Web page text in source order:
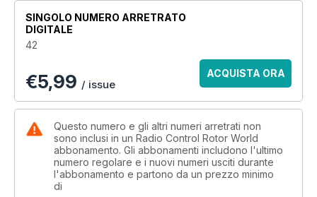
60 Buyer’s Guide
Information and contacts that will help you
Features
14 DJI Avata
The Avata is the latest dedicated FPV
model from DJI that comes with the
intuitive Motion Controller for one-handed
operation. Once again the design is a
SINGOLO NUMERO ARRETRATO
DIGITALE
42
€5,99 / issue
ACQUISTA ORA
Questo numero e gli altri numeri arretrati non
sono inclusi in un Radio Control Rotor World
abbonamento. Gli abbonamenti includono l'ultimo
numero regolare e i nuovi numeri usciti durante
l'abbonamento e partono da un prezzo minimo
di